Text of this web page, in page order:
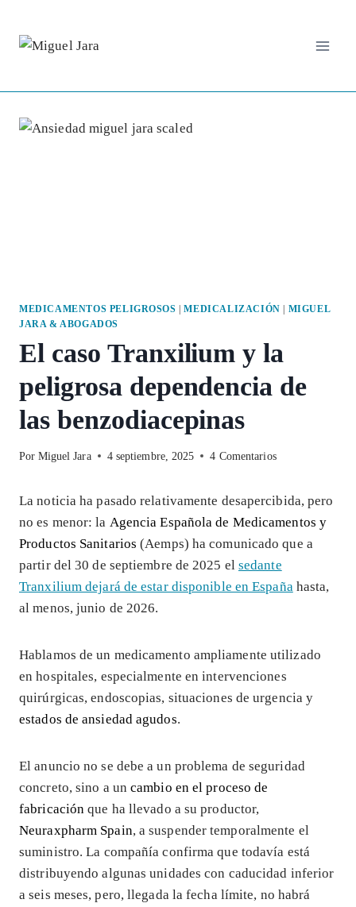
contenido
MEDICAMENTOS PELIGROSOS |MEDICALIZACIÓN
MIGUEL
JARA & ABOGADOS
El caso Tranxilium y la
peligrosa dependencia de
las benzodiacepinas
Por Miguel Jara 4 septiembre, 2025 4 Comentarios
La noticia ha pasado relativamente desapercibida, pero
no es menor: la Agencia Española de Medicamentos y
Productos Sanitarios (Aemps) ha comunicado que a
partir del 30 de septiembre de 2025 el sedante
Tranxilium dejará de estar disponible en España hasta,
al menos, junio de 2026.
Hablamos de un medicamento ampliamente utilizado
en hospitales, especialmente en intervenciones
quirúrgicas, endoscopias, situaciones de urgencia y
estados de ansiedad agudos.
El anuncio no se debe a un problema de seguridad
concreto, sino a uncambio en el proceso de
fabricación que ha llevado a su productor,
Neuraxpharm Spain, a suspender temporalmente el
suministro. La compañía confirma que todavía está
distribuyendo algunas unidades con caducidad inferior
a seis meses, pero, llegada la fecha límite, no habrá